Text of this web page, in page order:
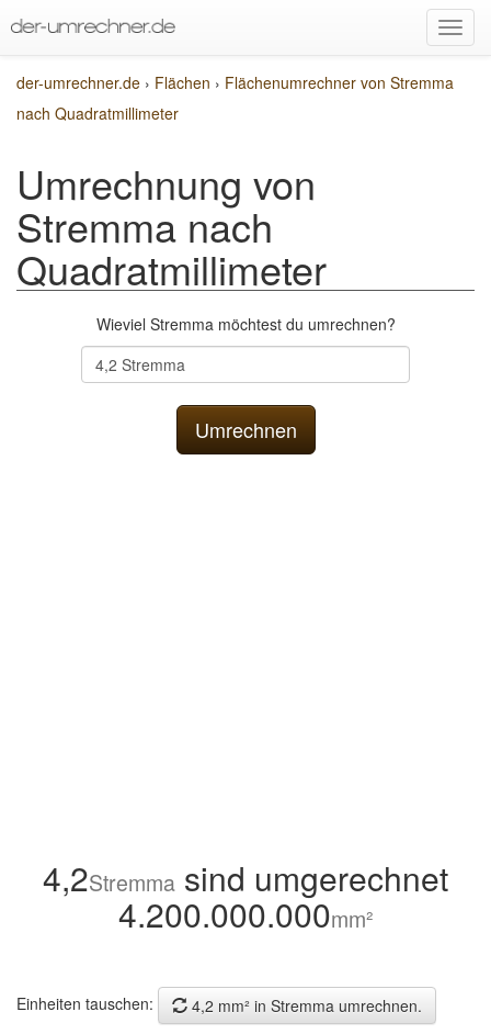
der-umrechner.de › Flächen › Flächenumrechner von Stremma
nach Quadratmillimeter
Umrechnung von
Stremma nach
Quadratmillimeter
Wieviel Stremma möchtest du umrechnen?
4,2Stremma sind umgerechnet
4.200.000.000mm²
Einheiten tauschen:
4,2 mm² in Stremma umrechnen.